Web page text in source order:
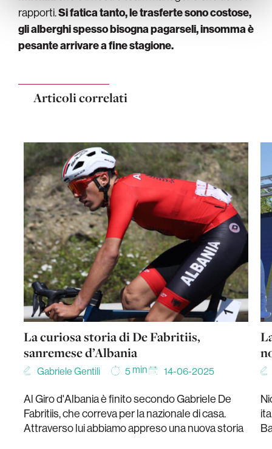
rapporti.Si fatica tanto, le trasferte sono costose,
gli alberghi spesso bisogna pagarseli, insomma è
pesante arrivare a fine stagione.
Articoli correlati
La curiosa storia di De Fabritiis,
sanremese d’Albania
Gabriele Gentili 5min 14-06-2025
Al Giro d'Albania è finito secondo Gabriele De
Fabritiis, che correva per la nazionale di casa.
Attraverso lui abbiamo appreso una nuova storia